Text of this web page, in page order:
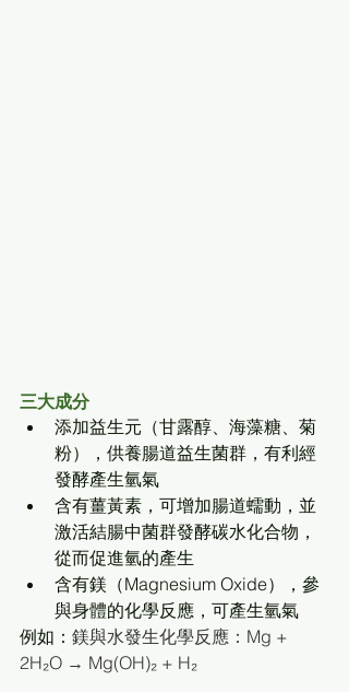
三大成分
添加益生元（甘露醇、海藻糖、菊
粉），供養腸道益生菌群，有利經
發酵產生氫氣
含有薑黃素，可增加腸道蠕動，並
激活結腸中菌群發酵碳水化合物，
從而促進氫的產生
含有鎂（Magnesium Oxide），參
與身體的化學反應，可產生氫氣
例如： 鎂與水發生化學反應：Mg +
2H₂O → Mg(OH)₂ + H₂